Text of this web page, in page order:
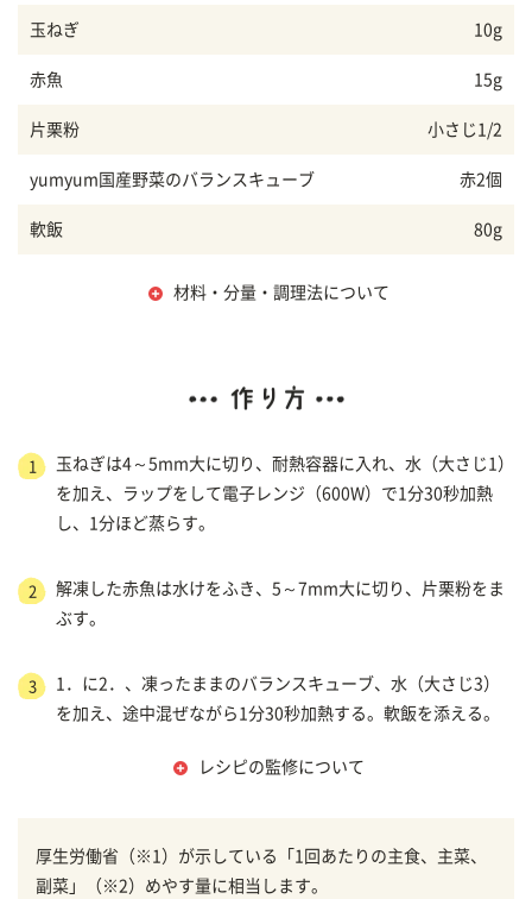
玉ねぎ 10g
赤魚 15g
片栗粉 小さじ1/2
yumyum国産野菜のバランスキューブ 赤2個
軟飯 80g
材料・分量・調理法について
1
玉ねぎは4～5mm大に切り、耐熱容器に入れ、水（大さじ1）
を加え、ラップをして電子レンジ（600W）で1分30秒加熱
し、1分ほど蒸らす。
2
解凍した赤魚は水けをふき、5～7mm大に切り、片栗粉をま
ぶす。
3
1．に2．、凍ったままのバランスキューブ、水（大さじ3）
を加え、途中混ぜながら1分30秒加熱する。軟飯を添える。
レシピの監修について
厚生労働省（※1）が示している「1回あたりの主食、主菜、
副菜」（※2）めやす量に相当します。